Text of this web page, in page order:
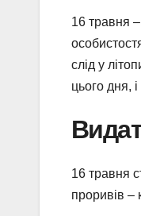
16 травня
слід у
цього дня,
16 травня
проривів –